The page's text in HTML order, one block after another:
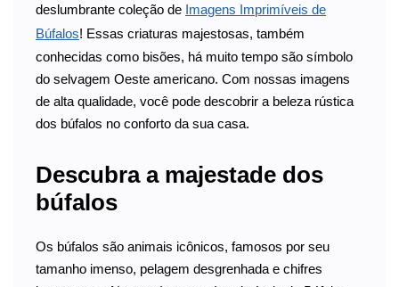
deslumbrante coleção de Imagens Imprimíveis de
Búfalos! Essas criaturas majestosas, também
conhecidas como bisões, há muito tempo são símbolo
do selvagem Oeste americano. Com nossas imagens
de alta qualidade, você pode descobrir a beleza rústica
dos búfalos no conforto da sua casa.
Descubra a majestade dos
búfalos
Os búfalos são animais icônicos, famosos por seu
tamanho imenso, pelagem desgrenhada e chifres